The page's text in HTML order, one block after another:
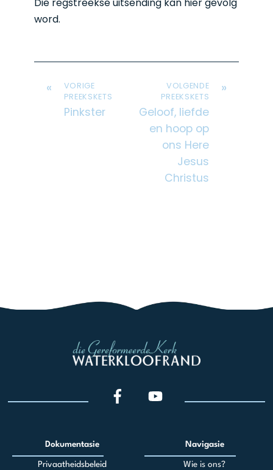
Die regstreekse uitsending kan hier gevolg
word.
«
VORIGE
PREEKSKETS
Pinkster
»
VOLGENDE
PREEKSKETS
Geloof, liefde
en hoop op
ons Here
Jesus
Christus
Dokumentasie
Privaatheidsbeleid
Navigasie
Wie is ons?